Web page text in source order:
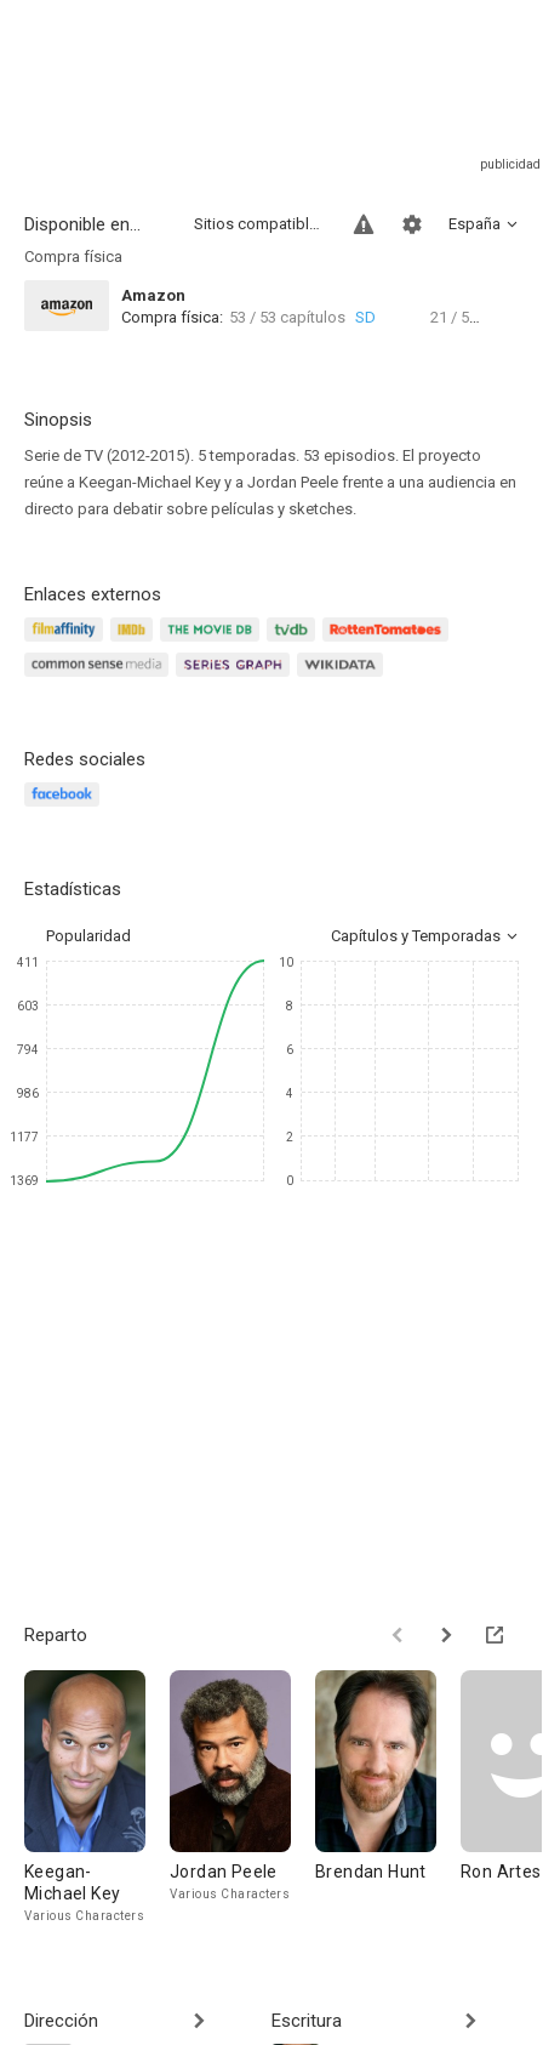
Disponible en... España
Sitios compatibles
Compra física
Amazon
Compra física: 53 / 53 capítulos SD 21 / 53 capítulos
Sinopsis
Serie de TV (2012-2015). 5 temporadas. 53 episodios. El proyecto
reúne a Keegan-Michael Key y a Jordan Peele frente a una audiencia en
directo para debatir sobre películas y sketches.
Enlaces externos
Redes sociales
Estadísticas
Popularidad Capítulos y Temporadas
411
603
794
986
1177
1369
10
8
6
4
2
0
Reparto
Keegan-
Michael Key
Various Characters
Jordan Peele
Various Characters
Brendan Hunt Ron
Dirección Escritura